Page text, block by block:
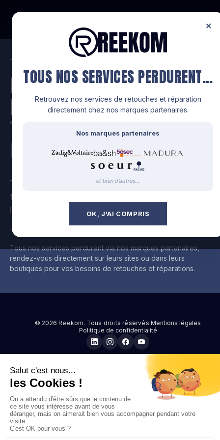
— TILLI DEVIENT REEKOM
RIEN NE SE
PERD,
TOUT SE
RÉINVENTE.
Tilli intègre officiellement Reekom, l'expert
français de la revalorisation textile. Même vision,
immense ambition.
Tous nos services perdurent via nos marques partenaires,
rendez-vous directement sur leurs sites ou dans leurs
boutiques pour vos besoins de retouches et réparations.
© 2026 Reekom. Tous droits réservés.Mentions légales
Politique de confidentialité
×
TOUS NOS SERVICES PERDURENT…
Retrouvez nos services de retouches et réparation
directement chez nos marques partenaires.
Nos marques partenaires
et bien d’autres…
OK, J'AI COMPRIS